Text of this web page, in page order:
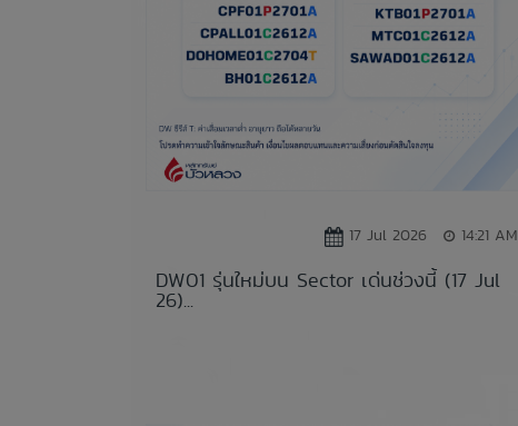
17 Jul 2026 14:21 AM
DW01 รุ่นใหม่บน Sector เด่นช่วงนี้ (17 Jul
26)...